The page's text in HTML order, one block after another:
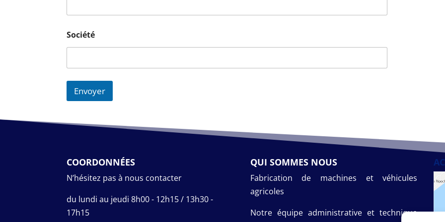
Société
Envoyer
COORDONNÉES
N’hésitez pas à nous contacter
du lundi au jeudi 8h00 - 12h15 / 13h30 -
17h15
QUI SOMMES NOUS
Fabrication de machines et véhicules
agricoles
Notre équipe administrative et technique